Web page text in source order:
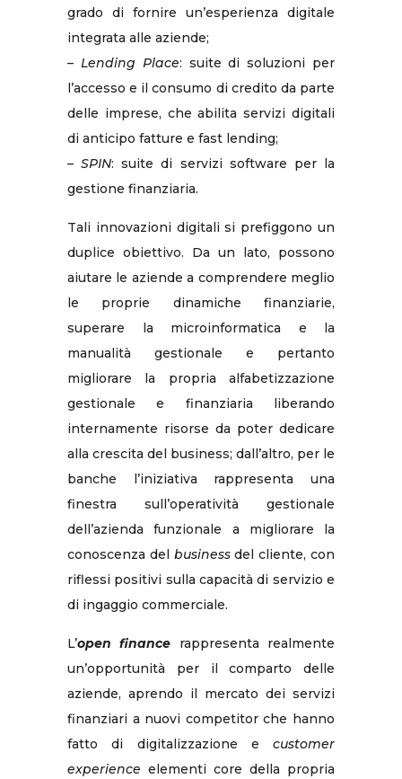
grado di fornire un’esperienza digitale
integrata alle aziende;
– Lending Place: suite di soluzioni per
l’accesso e il consumo di credito da parte
delle imprese, che abilita servizi digitali
di anticipo fatture e fast lending;
–SPIN: suite di servizi software per la
gestione finanziaria.
Tali innovazioni digitali si prefiggono un
duplice obiettivo. Da un lato, possono
aiutare le aziende a comprendere meglio
le proprie dinamiche finanziarie,
superare la microinformatica e la
manualità gestionale e pertanto
migliorare la propria alfabetizzazione
gestionale e finanziaria liberando
internamente risorse da poter dedicare
alla crescita del business; dall’altro, per le
banche l’iniziativa rappresenta una
finestra sull’operatività gestionale
dell’azienda funzionale a migliorare la
conoscenza del businessdel cliente, con
riflessi positivi sulla capacità di servizio e
di ingaggio commerciale.
L’open finance rappresenta realmente
un’opportunità per il comparto delle
aziende, aprendo il mercato dei servizi
finanziari a nuovi competitor che hanno
fatto di digitalizzazione e customer
experience elementi core della propria